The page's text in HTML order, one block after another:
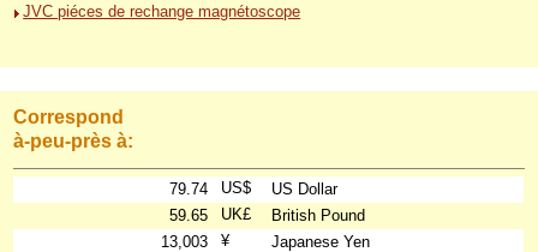
JVC piéces de rechange magnétoscope
Correspond
à-peu-près à:
79.74 US$
US Dollar
59.65
UK£
British Pound
13,003
¥
Japanese Yen